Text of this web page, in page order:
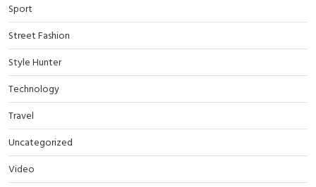
Sport
Street Fashion
Style Hunter
Technology
Travel
Uncategorized
Video